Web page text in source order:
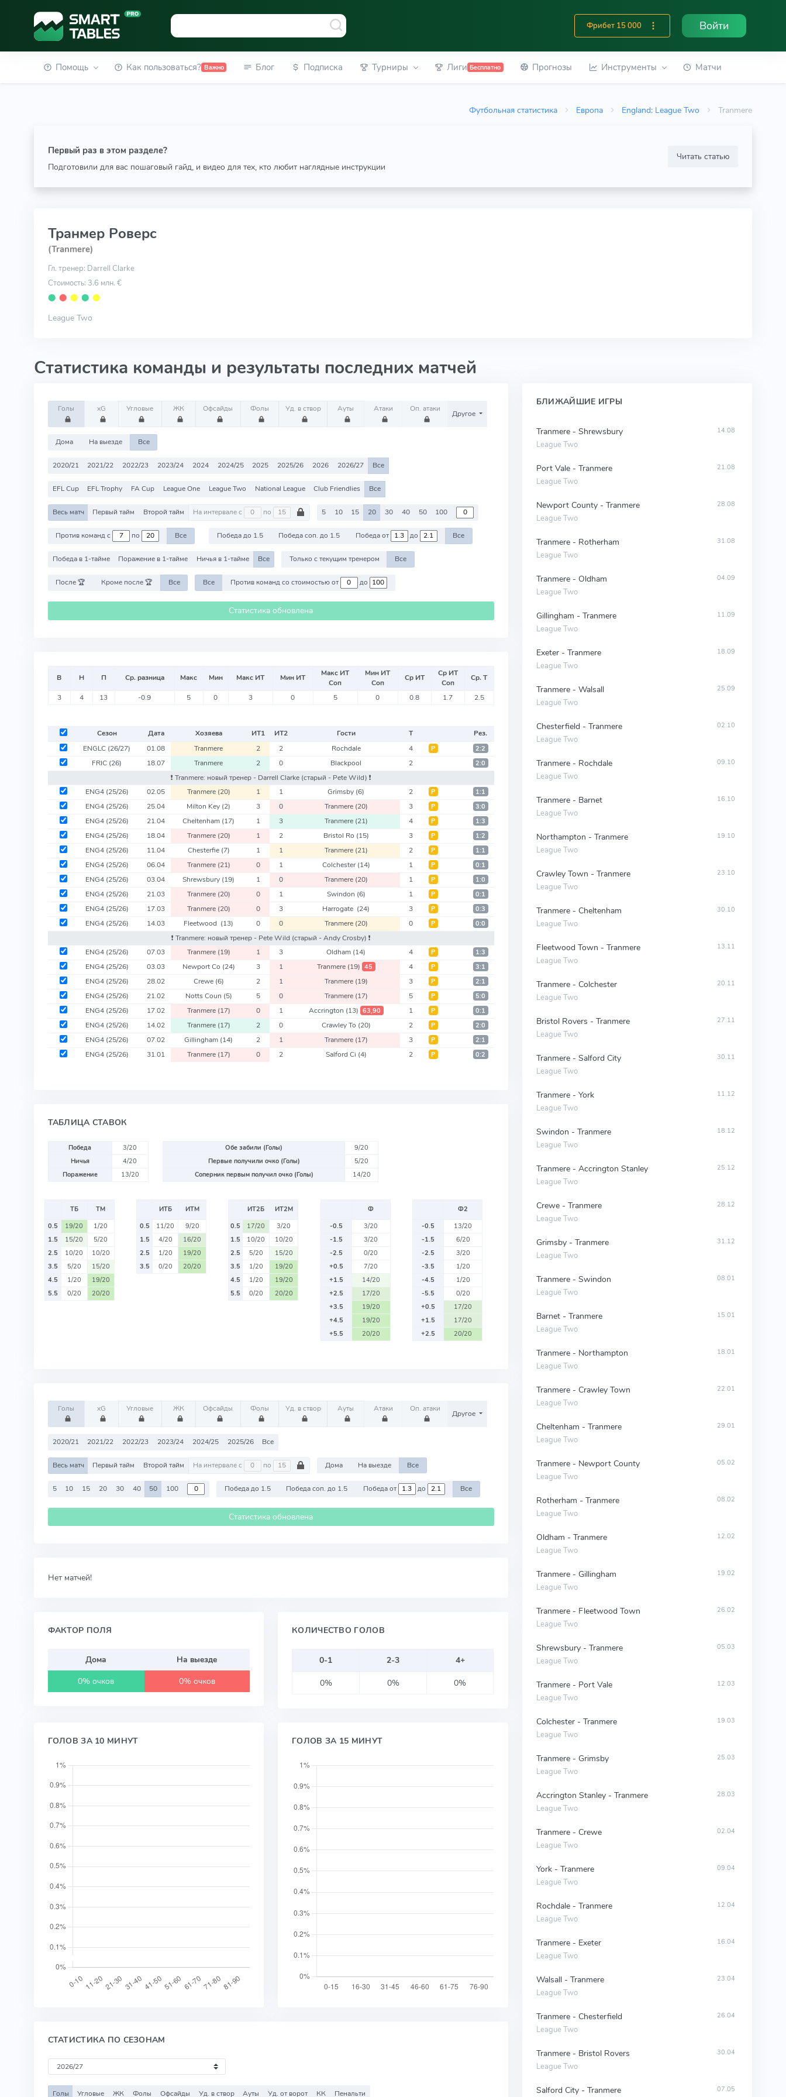
Фрибет 15 000 Войти
Помощь Как пользоваться? Важно Блог Подписка Турниры Лиги Бесплатно Прогнозы Инструменты Матчи
Футбольная статистика Европа England: League Two Tranmere
Первый раз в этом разделе?
Подготовили для вас пошаговый гайд, и видео для тех, кто любит наглядные инструкции
Читать статью
Транмер Роверс
(Tranmere)
Гл. тренер: Darrell Clarke
Стоимость: 3.6 млн. €
⬤ ⬤ ⬤ ⬤ ⬤
League Two
Статистика команды и результаты последних матчей
Голы xG Угловые ЖК Офсайды Фолы Уд. в створ Ауты Атаки Оп. атаки
Другое
Дома На выезде Все
2020/21 2021/22 2022/23 2023/24 2024 2024/25 2025 2025/26 2026 2026/27 Все
EFL Cup EFL Trophy FA Cup League One League Two National League Club Friendlies Все
Весь матч Первый тайм Второй тайм На интервале с по 5 10 15 20 30 40 50 100
Против команд с по Все Победа до 1.5 Победа соп. до 1.5 Победа от до Все
Победа в 1-тайме Поражение в 1-тайме Ничья в 1-тайме Все Только с текущим тренером Все
После 🏆 Кроме после 🏆 Все Все Против команд со стоимостью от до
Статистика обновлена
В Н П Ср. разница Макс Мин Макс ИТ Мин ИТ
Макс ИТ
Соп
Мин ИТ
Соп
Ср ИТ
Ср ИТ
Соп
Ср. Т
3 4 13 -0.9 5 0 3 0 5 0 0.8 1.7 2.5
Сезон Дата Хозяева ИТ1 ИТ2 Гости Т
Рез.
ENGLC (26/27) 01.08 Tranmere 2 2 Rochdale 4 Р 2:2
FRIC (26) 18.07 Tranmere 2 0 Blackpool 2 2:0
❗️ Tranmere: новый тренер - Darrell Clarke (старый - Pete Wild) ❗️
ENG4 (25/26) 02.05 Tranmere (20) 1 1 Grimsby (6) 2 Р 1:1
ENG4 (25/26) 25.04 Milton Key (2) 3 0 Tranmere (20) 3 Р 3:0
ENG4 (25/26) 21.04 Cheltenham (17) 1 3 Tranmere (21) 4 Р 1:3
ENG4 (25/26) 18.04 Tranmere (20) 1 2 Bristol Ro (15) 3 Р 1:2
ENG4 (25/26) 11.04 Chesterfie (7) 1 1 Tranmere (21) 2 Р 1:1
ENG4 (25/26) 06.04 Tranmere (21) 0 1 Colchester(14) 1 Р 0:1
ENG4 (25/26) 03.04 Shrewsbury (19) 1 0 Tranmere (20) 1 Р 1:0
ENG4 (25/26) 21.03 Tranmere (20) 0 1 Swindon (6) 1 Р 0:1
ENG4 (25/26) 17.03 Tranmere (20) 0 3 Harrogate (24) 3 Р 0:3
ENG4 (25/26) 14.03 Fleetwood (13) 0 0 Tranmere (20) 0 Р 0:0
❗️ Tranmere: новый тренер - Pete Wild (старый - Andy Crosby) ❗️
ENG4 (25/26) 07.03 Tranmere (19) 1 3 Oldham (14) 4 Р 1:3
ENG4 (25/26) 03.03 Newport Co (24) 3 1 Tranmere (19) 45 4 Р 3:1
ENG4 (25/26) 28.02 Crewe (6) 2 1 Tranmere (19) 3 Р 2:1
ENG4 (25/26) 21.02 Notts Coun (5) 5 0 Tranmere (17) 5 Р 5:0
ENG4 (25/26) 17.02 Tranmere (17) 0 1 Accrington (13) 63,90 1 Р 0:1
ENG4 (25/26) 14.02 Tranmere (17) 2 0 Crawley To (20) 2 Р 2:0
ENG4 (25/26) 07.02 Gillingham (14) 2 1 Tranmere (17) 3 Р 2:1
ENG4 (25/26) 31.01 Tranmere (17) 0 2 Salford Ci (4) 2 Р 0:2
ТАБЛИЦА СТАВОК
Победа
3/20
Ничья
4/20
Поражение
13/20
Обе забили (Голы)
9/20
Первые получили очко (Голы)
5/20
Соперник первым получил очко (Голы)
14/20
ТБ
ТМ
0.5
19/20
1/20
1.5
15/20
5/20
2.5
10/20
10/20
3.5
5/20
15/20
4.5
1/20
19/20
5.5
0/20 20/20
ИТБ
ИТМ
0.5
11/20
9/20
1.5
4/20
16/20
2.5
1/20
19/20
3.5
0/20 20/20
ИТ2Б
ИТ2М
0.5
17/20
3/20
1.5
10/20
10/20
2.5
5/20
15/20
3.5
1/20
19/20
4.5
1/20
19/20
5.5
0/20 20/20
Ф
-0.5
3/20
-1.5
3/20
-2.5
0/20
+0.5
7/20
+1.5
14/20
+2.5
17/20
+3.5
19/20
+4.5
19/20
+5.5
20/20
Ф2
-0.5
13/20
-1.5
6/20
-2.5
3/20
-3.5
1/20
-4.5
1/20
-5.5
0/20
+0.5
17/20
+1.5
17/20
+2.5
20/20
Голы xG Угловые ЖК Офсайды Фолы Уд. в створ Ауты Атаки Оп. атаки
Другое
2020/21 2021/22 2022/23 2023/24 2024/25 2025/26 Все
Весь матч Первый тайм Второй тайм На интервале с по Дома На выезде Все
5 10 15 20 30 40 50 100 Победа до 1.5 Победа соп. до 1.5 Победа от до Все
Статистика обновлена
Нет матчей!
ФАКТОР ПОЛЯ
Дома
На выезде
0% очков
0% очков
КОЛИЧЕСТВО ГОЛОВ
0-1 2-3
4+
0%
0% 0%
ГОЛОВ ЗА 10 МИНУТ ГОЛОВ ЗА 15 МИНУТ
СТАТИСТИКА ПО СЕЗОНАМ
Голы Угловые ЖК Фолы Офсайды Уд. в створ Ауты Уд. от ворот КК Пенальти
БЛИЖАЙШИЕ ИГРЫ
Tranmere - Shrewsbury
League Two
14.08
Port Vale - Tranmere
League Two
21.08
Newport County - Tranmere
League Two
28.08
Tranmere - Rotherham
League Two
31.08
Tranmere - Oldham
League Two
04.09
Gillingham - Tranmere
League Two
11.09
Exeter - Tranmere
League Two
18.09
Tranmere - Walsall
League Two
25.09
Chesterfield - Tranmere
League Two
02.10
Tranmere - Rochdale
League Two
09.10
Tranmere - Barnet
League Two
16.10
Northampton - Tranmere
League Two
19.10
Crawley Town - Tranmere
League Two
23.10
Tranmere - Cheltenham
League Two
30.10
Fleetwood Town - Tranmere
League Two
13.11
Tranmere - Colchester
League Two
20.11
Bristol Rovers - Tranmere
League Two
27.11
Tranmere - Salford City
League Two
30.11
Tranmere - York
League Two
11.12
Swindon - Tranmere
League Two
18.12
Tranmere - Accrington Stanley
League Two
25.12
Crewe - Tranmere
League Two
28.12
Grimsby - Tranmere
League Two
31.12
Tranmere - Swindon
League Two
08.01
Barnet - Tranmere
League Two
15.01
Tranmere - Northampton
League Two
18.01
Tranmere - Crawley Town
League Two
22.01
Cheltenham - Tranmere
League Two
29.01
Tranmere - Newport County
League Two
05.02
Rotherham - Tranmere
League Two
08.02
Oldham - Tranmere
League Two
12.02
Tranmere - Gillingham
League Two
19.02
Tranmere - Fleetwood Town
League Two
26.02
Shrewsbury - Tranmere
League Two
05.03
Tranmere - Port Vale
League Two
12.03
Colchester - Tranmere
League Two
19.03
Tranmere - Grimsby
League Two
25.03
Accrington Stanley - Tranmere
League Two
28.03
Tranmere - Crewe
League Two
02.04
York - Tranmere
League Two
09.04
Rochdale - Tranmere
League Two
12.04
Tranmere - Exeter
League Two
16.04
Walsall - Tranmere
League Two
23.04
Tranmere - Chesterfield
League Two
26.04
Tranmere - Bristol Rovers
League Two
30.04
Salford City - Tranmere 07.05